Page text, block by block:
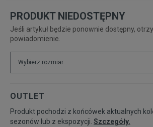
PRODUKT NIEDOSTĘPNY
Jeśli artykuł będzie ponownie dostępny,
powiadomienie.
Wybierz rozmiar
36
OUTLET
Produkt pochodzi z końcówek aktualnych
sezonów lub z ekspozycji. Szczegóły.